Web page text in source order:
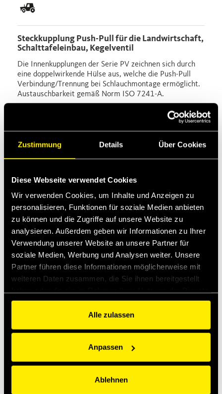
Zustimmung Details Über Cookies
Diese Webseite verwendet Cookies
Wir verwenden Cookies, um Inhalte und Anzeigen zu
personalisieren, Funktionen für soziale Medien anbieten
zu können und die Zugriffe auf unsere Website zu
analysieren. Außerdem geben wir Informationen zu Ihrer
Verwendung unserer Website an unsere Partner für
soziale Medien, Werbung und Analysen weiter. Unsere
Partner führen diese Informationen möglicherweise mit
weiteren Daten zusammen, die Sie ihnen bereitgestellt
gesammelt haben.
Alle zulassen
Anpassen
Ablehnen
Steckkupplung Push-Pull für die Landwirtschaft,
Schalttafeleinbau, Kegelventil
Die Innenkupplungen der Serie PV zeichnen sich durch
eine doppelwirkende Hülse aus, welche die Push-Pull
Verbindung/Trennung bei Schlauchmontage ermöglicht.
Austauschbarkeit gemäß Norm ISO 7241-A.
Zubehör